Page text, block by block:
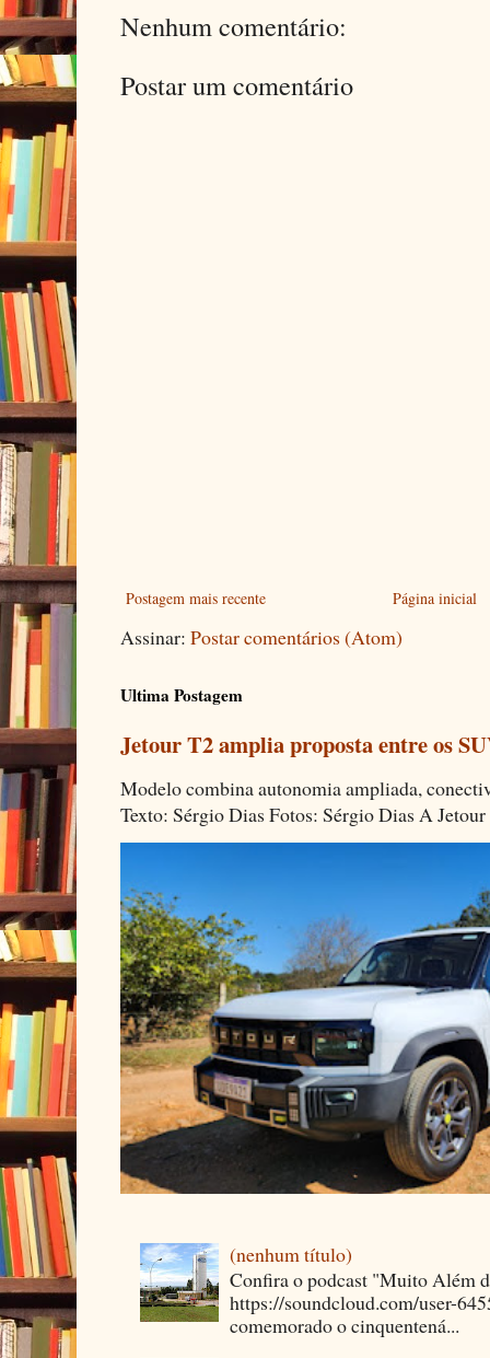
Nenhum comentário:
Postar um comentário
Postagem mais recente Página inicial
Assinar: Postar comentários (Atom)
Ultima Postagem
Jetour T2 amplia proposta entre os
Modelo combina autonomia ampliada,
Texto: Sérgio Dias Fotos: Sérgio Dias A
(nenhum título)
Confira o podcast "Muito Além
https://soundcloud.com/user-
comemorado o cinquentená...